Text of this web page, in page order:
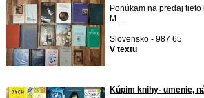
Ponúkam na predaj
M ...
Slovensko - 987 65
V textu
Kúpim knihy- umenie,